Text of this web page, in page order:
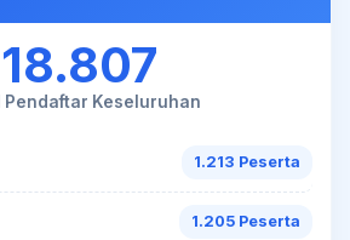
18.807
Pendaftar Keseluruhan
1.213 Peserta
1.205 Peserta